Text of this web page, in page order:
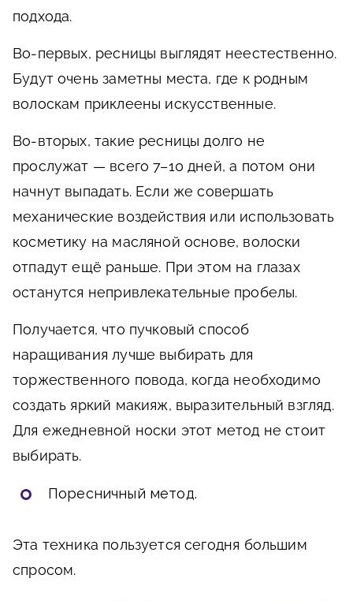
подхода.
Во-первых, ресницы выглядят неестественно.
Будут очень заметны места, где к родным
волоскам приклеены искусственные.
Во-вторых, такие ресницы долго не
прослужат — всего 7–10 дней, а потом они
начнут выпадать. Если же совершать
механические воздействия или использовать
косметику на масляной основе, волоски
отпадут ещё раньше. При этом на глазах
останутся непривлекательные пробелы.
Получается, что пучковый способ
наращивания лучше выбирать для
торжественного повода, когда необходимо
создать яркий макияж, выразительный взгляд.
Для ежедневной носки этот метод не стоит
выбирать.
Поресничный метод.
Эта техника пользуется сегодня большим
спросом.